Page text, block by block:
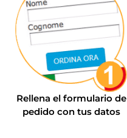
Rellena el formulario de
pedido con tus datos